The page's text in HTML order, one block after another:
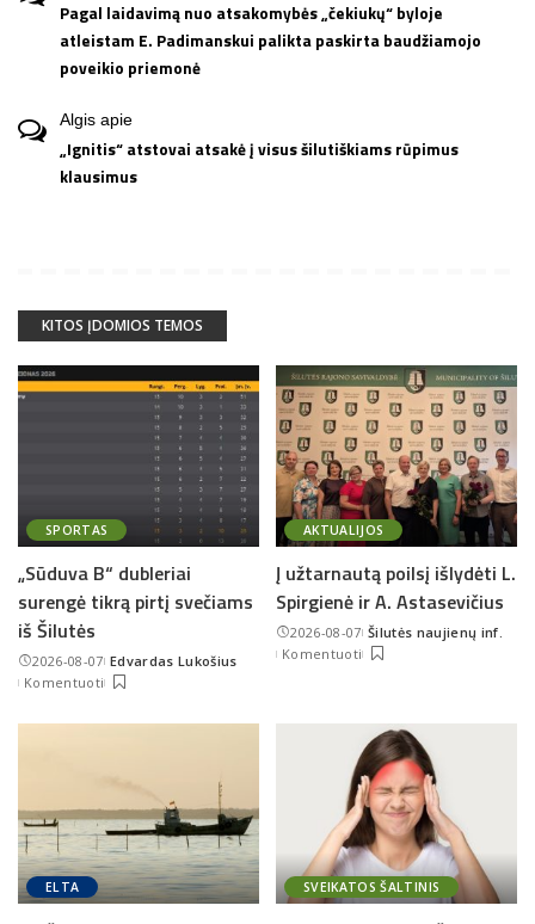
Pagal laidavimą nuo atsakomybės „čekiukų“ byloje
atleistam E. Padimanskui palikta paskirta baudžiamojo
poveikio priemonė
Algis apie
„Ignitis“ atstovai atsakė į visus šilutiškiams rūpimus
klausimus
KITOS ĮDOMIOS TEMOS
SPORTAS
„Sūduva B“ dubleriai
surengė tikrą pirtį svečiams
iš Šilutės
2026-08-07Posted
by
Edvardas Lukošius
Komentuoti
AKTUALIJOS
Į užtarnautą poilsį išlydėti L.
Spirgienė ir A. Astasevičius
2026-08-07Posted
by
Šilutės naujienų inf.
Komentuoti
ELTA SVEIKATOS ŠALTINIS